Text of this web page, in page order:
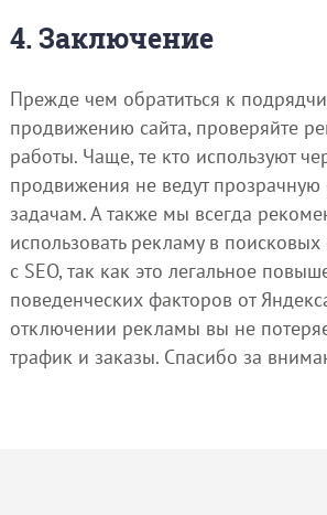
4. Заключение
Прежде чем обратиться к
продвижению сайта, проверяйте
работы. Чаще, те кто используют
продвижения не ведут прозрачную
задачам. А также мы всегда
использовать рекламу в поисковых
с SEO, так как это легальное
поведенческих факторов от
отключении рекламы вы не
трафик и заказы. Спасибо за